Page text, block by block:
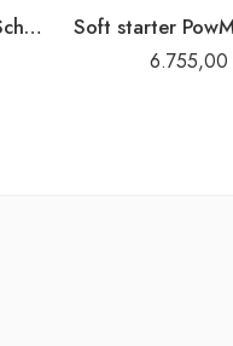
Contactor 18,5kW 40A Schneider
6.755,00